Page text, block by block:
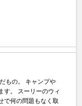
もの。 キャンプや
す。 スーリーのウィ
で何の問題もなく取